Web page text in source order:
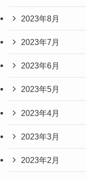
2023年8月
2023年7月
2023年6月
2023年5月
2023年4月
2023年3月
2023年2月